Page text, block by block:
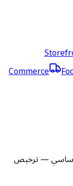
Commerce
أساسي — ترخيص